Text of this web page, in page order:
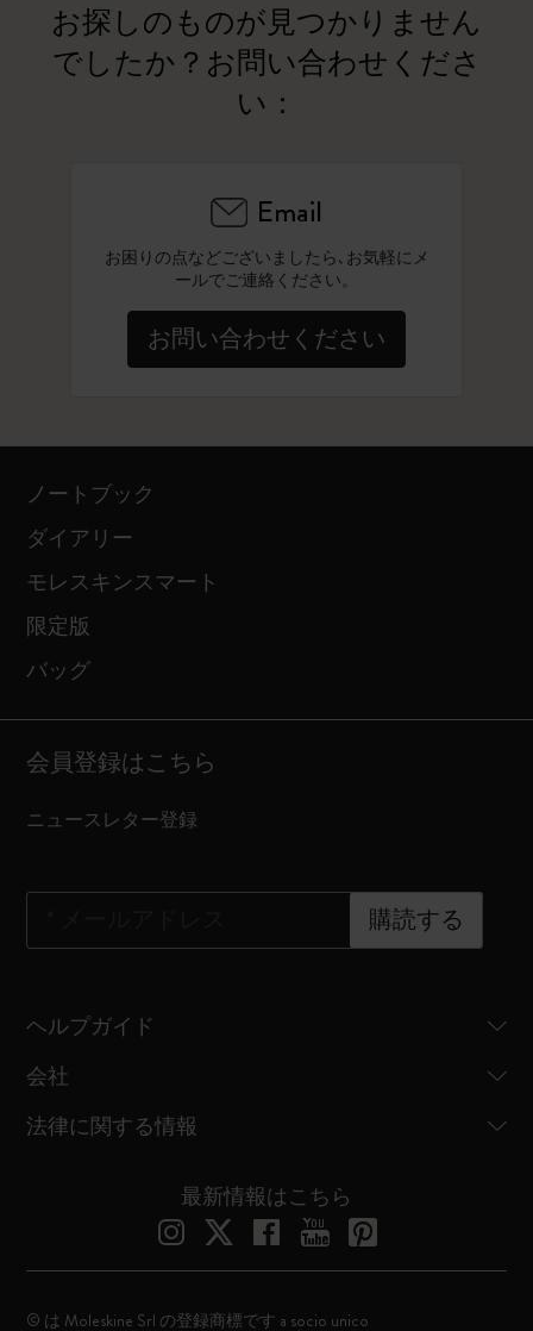
お探しのものが見つかりません
でしたか？お問い合わせくださ
い：
Email
お困りの点などございましたら､お気軽にメ
ールでご連絡ください。
お問い合わせください
ノートブック
ダイアリー
モレスキンスマート
限定版
バッグ
会員登録はこちら
ニュースレター登録
購読する
ヘルプガイド
会社
法律に関する情報
最新情報はこちら
© は Moleskine Srl の登録商標です a socio unico